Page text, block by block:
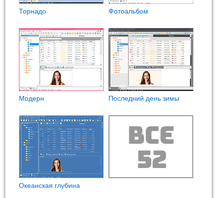
Торнадо Фотоальбом
Модерн Последний день зимы
Океанская глубина